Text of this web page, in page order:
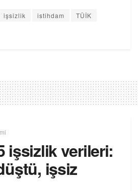
işsizlik istihdam TÜİK
işsizlik verileri:
işsiz